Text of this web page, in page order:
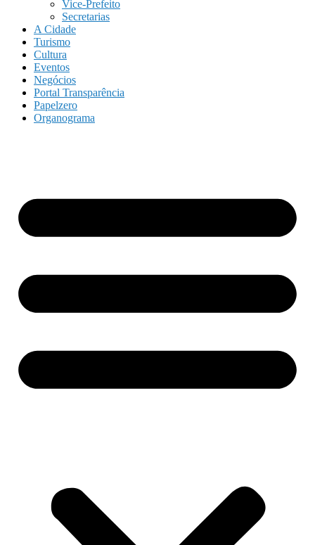
Vice-Prefeito
Secretarias
A Cidade
Turismo
Cultura
Eventos
Negócios
Portal Transparência
Papelzero
Organograma